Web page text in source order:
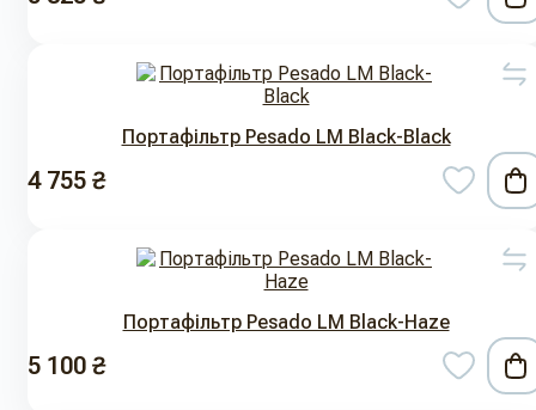
Портафільтр Pesado LM Black-Black
4 755 ₴
Портафільтр Pesado LM Black-Haze
5 100 ₴